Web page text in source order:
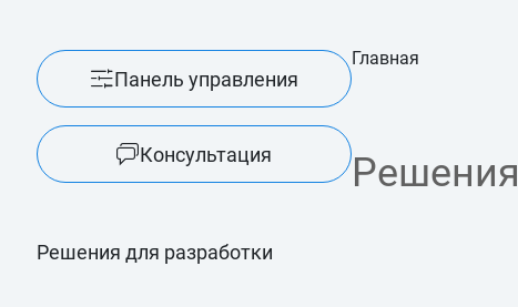
Панель управления
Консультация
Решения для разработки
Главная